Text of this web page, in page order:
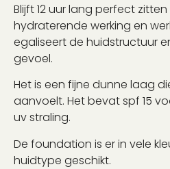
Blijft 12 uur lang perfect
hydraterende werking en
egaliseert de huidstructuur
gevoel.
Het is een fijne dunne laag
aanvoelt. Het bevat spf 15
uv straling.
De foundation is er in vele
huidtype geschikt.